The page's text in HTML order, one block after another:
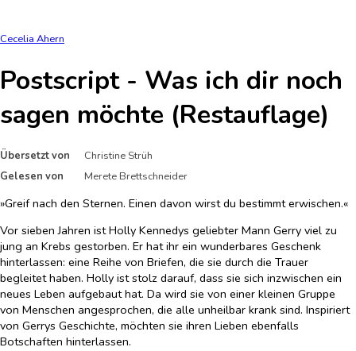
Cecelia Ahern
Postscript - Was ich dir noch
sagen möchte (Restauflage)
Übersetzt von
Christine Strüh
Gelesen von
Merete Brettschneider
»Greif nach den Sternen. Einen davon wirst du bestimmt erwischen.«
Vor sieben Jahren ist Holly Kennedys geliebter Mann Gerry viel zu
jung an Krebs gestorben. Er hat ihr ein wunderbares Geschenk
hinterlassen: eine Reihe von Briefen, die sie durch die Trauer
begleitet haben. Holly ist stolz darauf, dass sie sich inzwischen ein
neues Leben aufgebaut hat. Da wird sie von einer kleinen Gruppe
von Menschen angesprochen, die alle unheilbar krank sind. Inspiriert
von Gerrys Geschichte, möchten sie ihren Lieben ebenfalls
Botschaften hinterlassen.